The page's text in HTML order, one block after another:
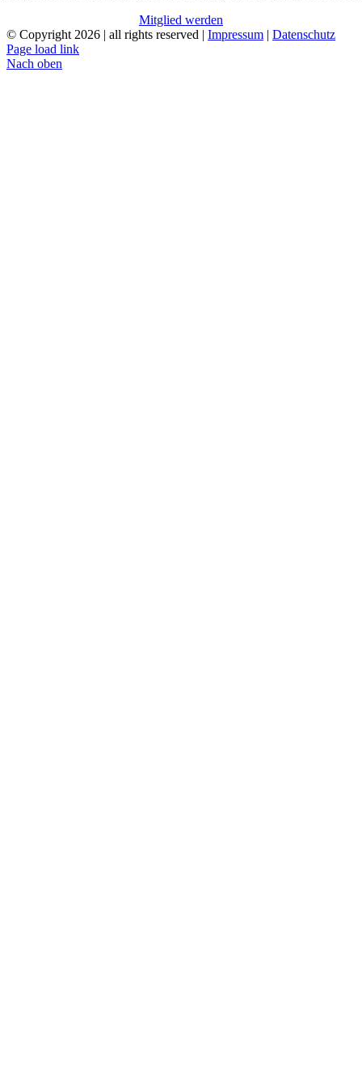
Mitglied werden
© Copyright 2026 | all rights reserved | Impressum | Datenschutz
Page load link
Nach oben